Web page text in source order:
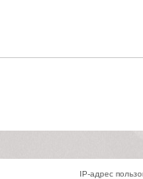
IP-адрес